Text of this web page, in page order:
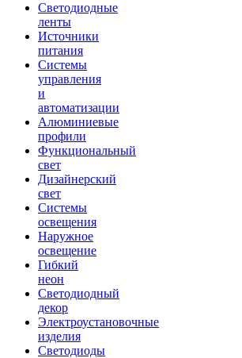
Светодиодные
ленты
Источники
питания
Системы
управления
и
автоматизации
Алюминиевые
профили
Функциональный
свет
Дизайнерский
свет
Системы
освещения
Наружное
освещение
Гибкий
неон
Светодиодный
декор
Электроустановочные
изделия
Светодиоды